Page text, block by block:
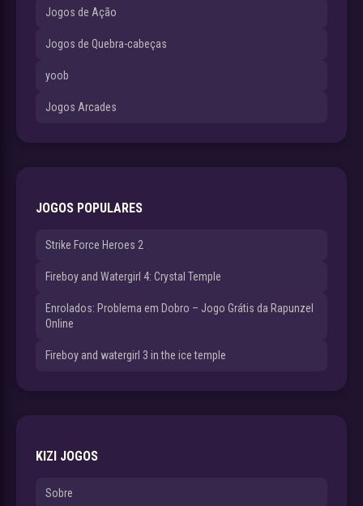
Jogos de Ação
Jogos de Quebra-cabeças
yoob
Jogos Arcades
JOGOS POPULARES
Strike Force Heroes 2
Fireboy and Watergirl 4: Crystal Temple
Enrolados: Problema em Dobro – Jogo Grátis da Rapunzel
Online
Fireboy and watergirl 3 in the ice temple
KIZI JOGOS
Sobre